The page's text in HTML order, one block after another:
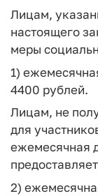
Лицам,
настоящего
меры
1)
4400 рублей.
Лицам, не
для
ежемесячная
2)